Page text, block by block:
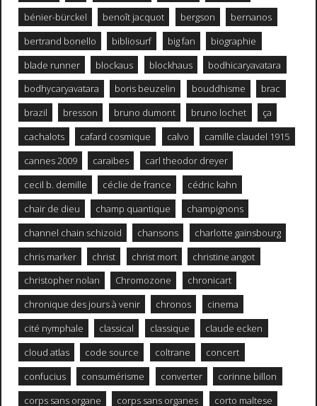
bénier-bürckel benoît jacquot bergson
bernanos
bertrand bonello
bibliosurf big fan
biographie
blade runner
blockaus blockhaus
bodhicaryavatara
bodhycaryavatara
boris beuzelin bouddhisme
brac
brazil
bresson bruno dumont bruno lochet
ça
cachalots
cafard cosmique calvo
camille claudel 1915
cannes 2009
caraïbes
carl theodor dreyer
cecil b. demille
céclie de france
cédric kahn
chair de dieu
champ quantique
champignons
channel chain schizoid
chansons
charlotte gainsbourg
chris marker
christ christ mort
christine angot
christopher nolan
Chromozone
chronicart
chronique des jours à venir
chronos
cinema
cité nymphale
classical classique
claude ecken
cloud atlas
code source coltrane
concert
confucius
consumérisme converter
corinne billon
corps sans organe
corps sans organes
corto maltese